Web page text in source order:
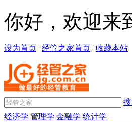
你好，欢迎来
设为首页 | 经管之家首页 | 收藏本站
经济学 管理学 金融学 统计学